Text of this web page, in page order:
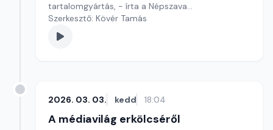
tartalomgyártás, - írta a Népszava...
Szerkesztő: Kövér Tamás
2026. 03. 03. kedd 18:04
A médiavilág erkölcséről